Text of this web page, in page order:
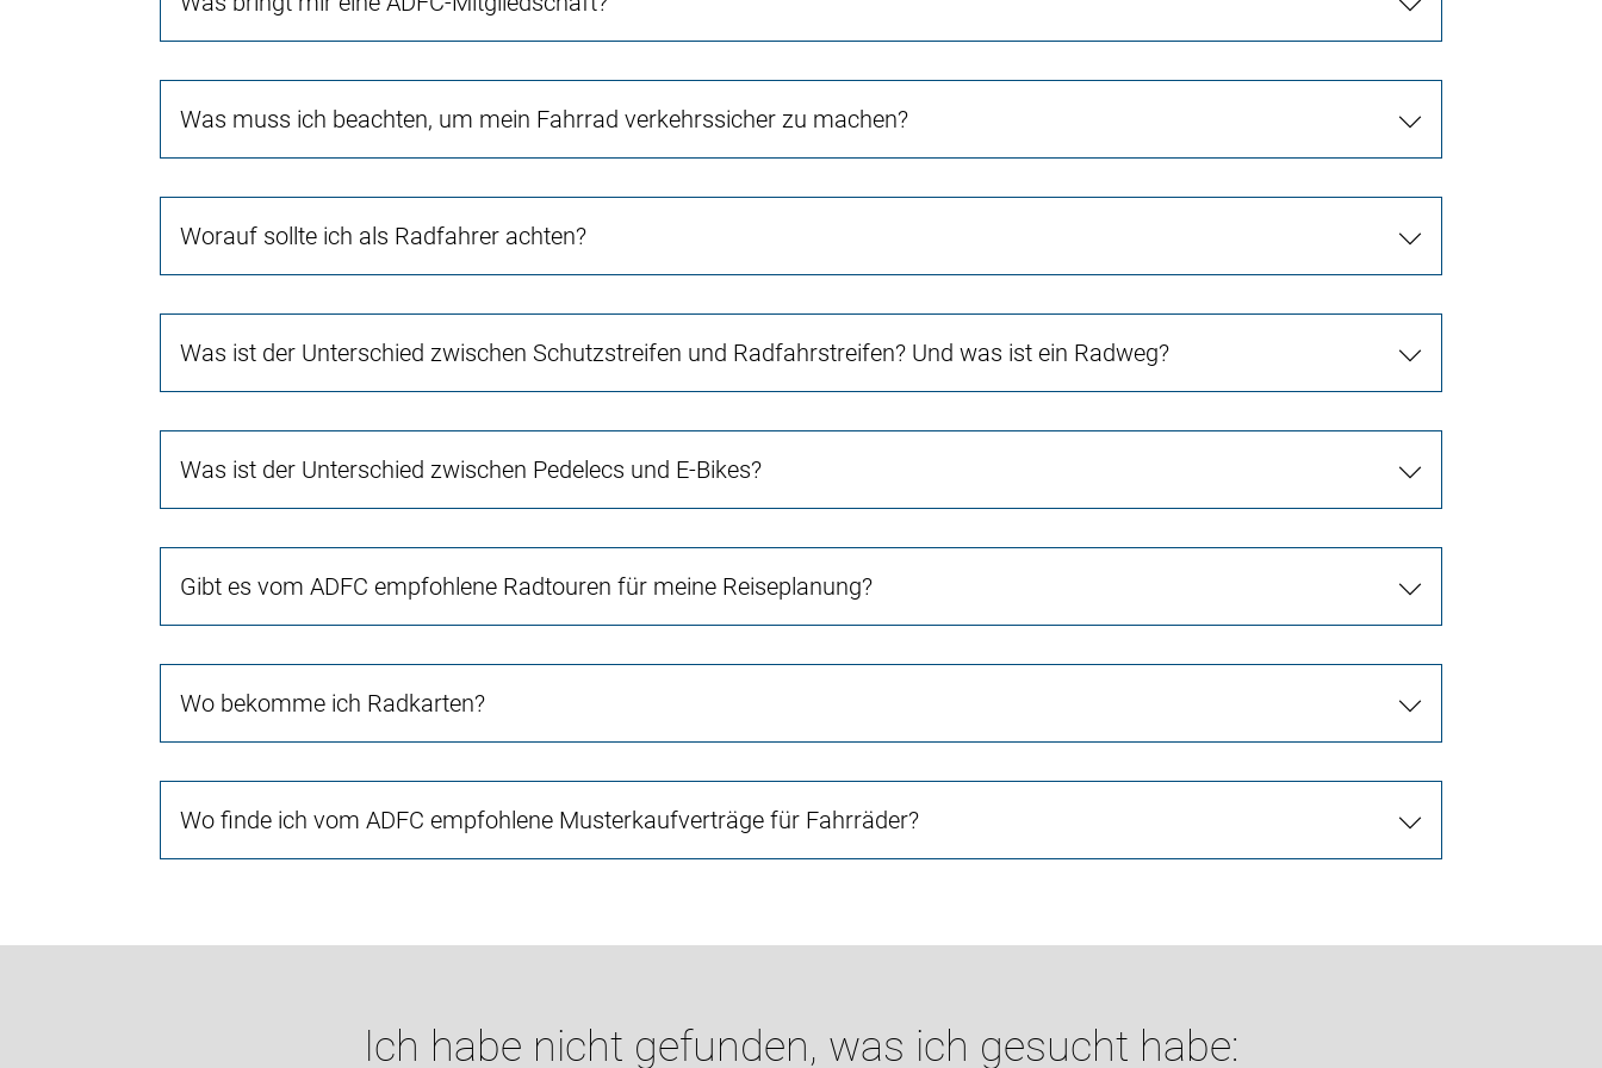
Was muss ich beachten, um mein Fahrrad verkehrssicher zu machen?
Worauf sollte ich als Radfahrer achten?
Was ist der Unterschied zwischen Schutzstreifen und Radfahrstreifen? Und was ist ein Radweg?
Was ist der Unterschied zwischen Pedelecs und E-Bikes?
Gibt es vom ADFC empfohlene Radtouren für meine Reiseplanung?
Wo bekomme ich Radkarten?
Wo finde ich vom ADFC empfohlene Musterkaufverträge für Fahrräder?
Ich habe nicht gefunden, was ich gesucht habe: